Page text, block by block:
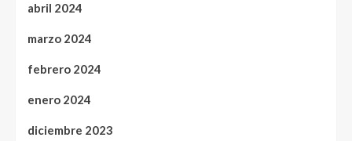
abril 2024
marzo 2024
febrero 2024
enero 2024
diciembre 2023